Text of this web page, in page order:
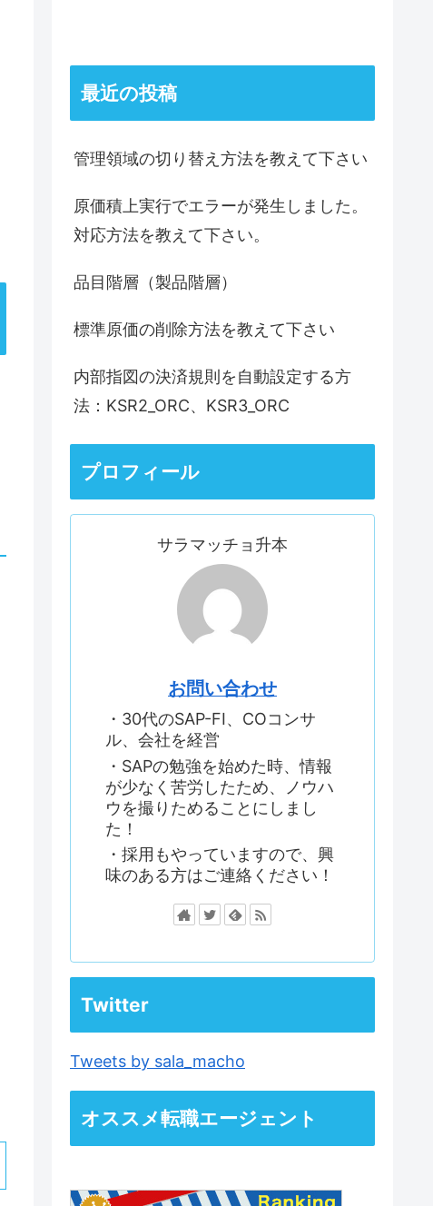
最近の投稿
管理領域の切り替え方法を教えて下さい
原価積上実行でエラーが発生しました。
対応方法を教えて下さい。
品目階層（製品階層）
標準原価の削除方法を教えて下さい
内部指図の決済規則を自動設定する方
法：KSR2_ORC、KSR3_ORC
プロフィール
サラマッチョ升本
お問い合わせ
・30代のSAP-FI、COコンサ
ル、会社を経営
・SAPの勉強を始めた時、情報
が少なく苦労したため、ノウハ
ウを撮りためることにしまし
た！
・採用もやっていますので、興
味のある方はご連絡ください！
Twitter
Tweets by sala_macho
オススメ転職エージェント